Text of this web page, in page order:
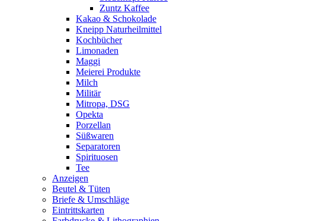
Zuntz Kaffee
Kakao & Schokolade
Kneipp Naturheilmittel
Kochbücher
Limonaden
Maggi
Meierei Produkte
Milch
Militär
Mitropa, DSG
Opekta
Porzellan
Süßwaren
Separatoren
Spirituosen
Tee
Anzeigen
Beutel & Tüten
Briefe & Umschläge
Eintrittskarten